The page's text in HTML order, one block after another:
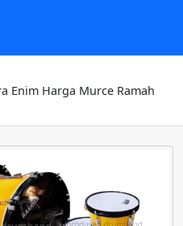
Enim Harga Murce Ramah